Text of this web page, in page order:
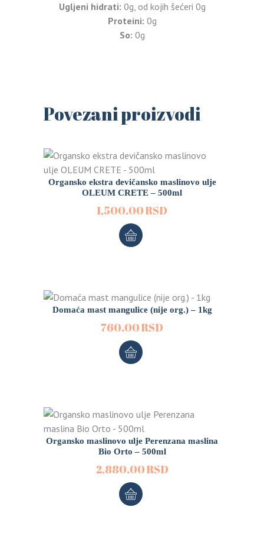
Ugljeni hidrati: 0g, od kojih šećeri 0g
Proteini: 0g
So: 0g
Povezani proizvodi
Organsko ekstra devičansko maslinovo ulje
OLEUM CRETE – 500ml
1,500.00RSD
Domaća mast mangulice (nije org.) – 1kg
760.00RSD
Organsko maslinovo ulje Perenzana maslina
Bio Orto – 500ml
2,880.00RSD